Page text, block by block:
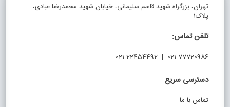
تهران، بزرگراه شهید قاسم سلیمانی، خیابان شهید محمدرضا عبادی،
پلاک1
تلفن تماس:
021-77720986 | 021-22454492
دسترسی سریع
تماس با ما